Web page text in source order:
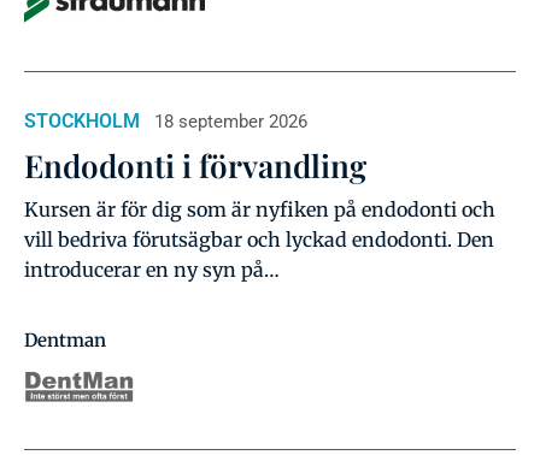
STOCKHOLM 18 september 2026
Endodonti i förvandling
Kursen är för dig som är nyfiken på endodonti och
vill bedriva förutsägbar och lyckad endodonti. Den
introducerar en ny syn på…
Dentman